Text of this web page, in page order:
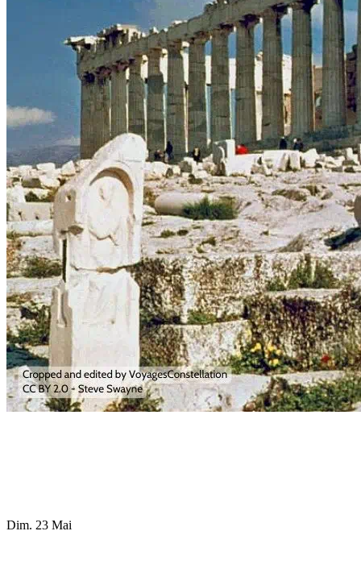
Dim. 23 Mai